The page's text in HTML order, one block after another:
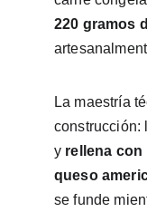
220 gramos
La maestría
construcción:
y rellena
queso
se funde